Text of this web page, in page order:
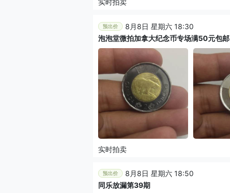
实时拍卖
预出价
8月8日 星期六 18:30
泡泡堂微拍加拿大纪念币专场满50元包邮
实时拍卖
预出价
8月8日 星期六 18:50
同乐放漏第39期